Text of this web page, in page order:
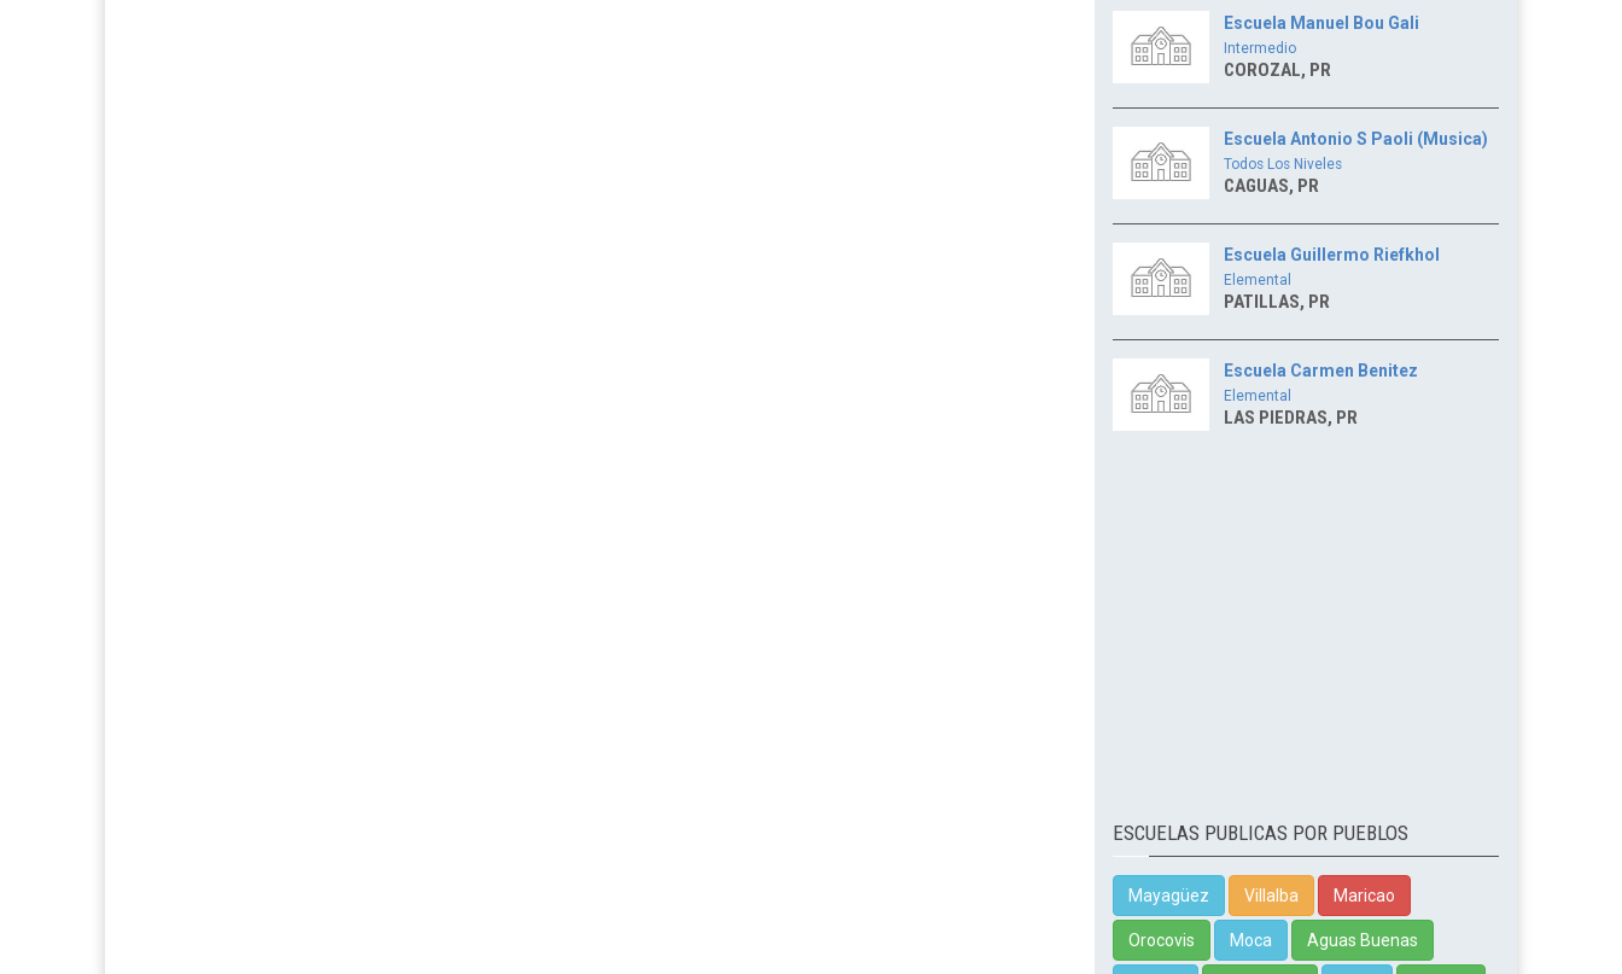
Escuela Manuel Bou Gali
Intermedio
COROZAL, PR
Escuela Antonio S Paoli (Musica)
Todos Los Niveles
CAGUAS, PR
Escuela Guillermo Riefkhol
Elemental
PATILLAS, PR
Escuela Carmen Benitez
Elemental
LAS PIEDRAS, PR
ESCUELAS PUBLICAS POR PUEBLOS
Mayagüez Villalba Maricao
Orocovis Moca Aguas Buenas